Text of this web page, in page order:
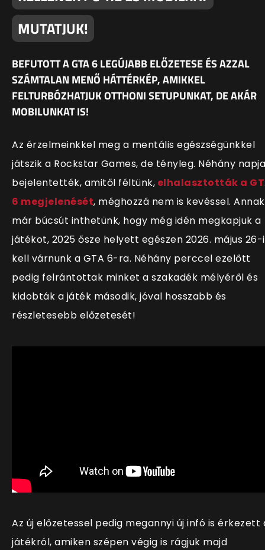
MUTATJUK!
BEFUTOTT A GTA 6 LEGÚJABB ELŐZETESE ÉS AZZAL
SZÁMTALAN MENŐ HÁTTÉRKÉP, AMIKKEL
FELTURBÓZHATJUK OTTHONI SETUPUNKAT, DE AKÁR
MOBILUNKAT IS!
Az érzelmeinkkel meg a mentális egészségünkkel
játszik a Rockstar Games, de tényleg. Néhány napja
bejelentették, amitől féltünk, elhalasztották a
6 megjelenését, méghozzá nem is kevéssel. Annak
már búcsút inthetünk, hogy még idén megkapjuk a
játékot, 2025 ősze helyett egészen 2026. május 26-
kell várnunk a GTA 6-ra. Néhány perccel ezelőtt
pedig felrántottak minket a szakadék mélyéről és
kidobták a játék második, jóval hosszabb és
részletesebb előzetesét!
Az új előzetessel pedig megannyi új infó is érkezett
játékról, amiken szépen végig is rágjuk majd